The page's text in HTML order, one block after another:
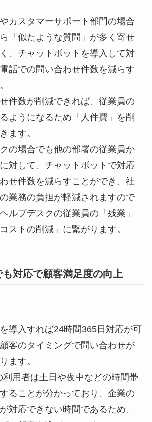
カスタマーサポート部門の場合
「似たような質問」が多く寄せ
、チャットボットを導入して対
話での問い合わせ件数を減らす
件数が削減できれば、従業員の
ようになるため「人件費」を削
ます。
の場合でも他の部署の従業員か
対して、チャットボットで対応
せ件数を減らすことができ、社
業務の負担が軽減されますので
ルプデスクの従業員の「残業」
ストの削減」に繋がります。
対応で顧客満足度の向上
導入すれば24時間365日対応が可
客のタイミングで問い合わせが
ます。
利用者は土日や夜中などの時間帯
ることが分かっており、企業の
対応できない時間であるため、